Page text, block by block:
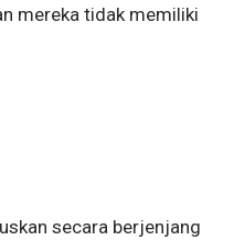
mereka tidak memiliki
secara berjenjang